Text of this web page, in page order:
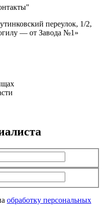
переулок, 1/2,
— от Завода №1»
обработку персональных